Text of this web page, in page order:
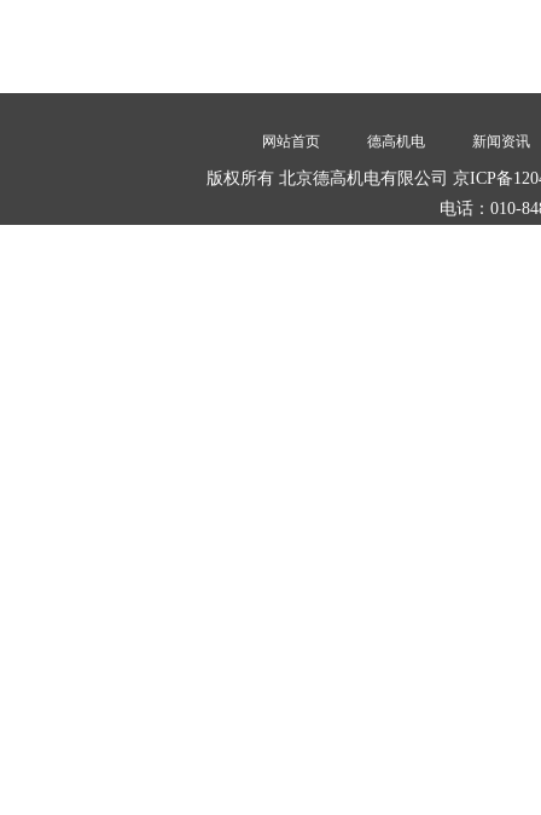
网站首页 德高机电 新闻资讯
版权所有 北京德高机电有限公司 京ICP备
电话：010-